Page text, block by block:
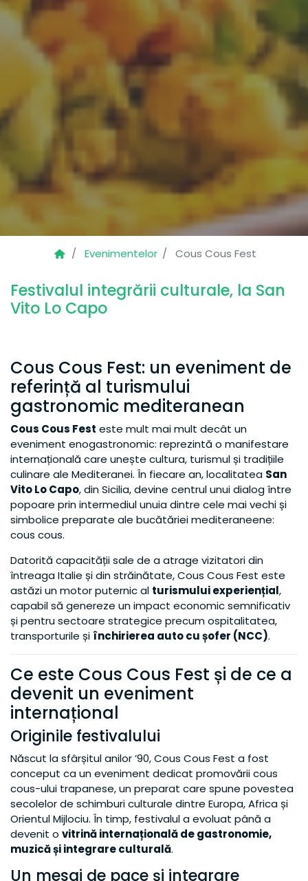
Evenimentelor Cous Cous Fest
Festivalul integrării culturale, la San
Vito Lo Capo
Cous Cous Fest: un eveniment de
referință al turismului
gastronomic mediteranean
Cous Cous Fest este mult mai mult decât un
eveniment enogastronomic: reprezintă o manifestare
internațională care unește cultura, turismul și tradițiile
culinare ale Mediteranei. În fiecare an, localitatea San
Vito Lo Capo, din Sicilia, devine centrul unui dialog între
popoare prin intermediul unuia dintre cele mai vechi și
simbolice preparate ale bucătăriei mediteraneene:
cous cous.
Datorită capacității sale de a atrage vizitatori din
întreaga Italie și din străinătate, Cous Cous Fest este
astăzi un motor puternic al turismului experiențial,
capabil să genereze un impact economic semnificativ
și pentru sectoare strategice precum ospitalitatea,
transporturile și închirierea auto cu șofer (NCC).
Ce este Cous Cous Fest și de ce a
devenit un eveniment
internațional
Originile festivalului
Născut la sfârșitul anilor ’90, Cous Cous Fest a fost
conceput ca un eveniment dedicat promovării cous
cous-ului trapanese, un preparat care spune povestea
secolelor de schimburi culturale dintre Europa, Africa și
Orientul Mijlociu. În timp, festivalul a evoluat până a
devenit o vitrină internațională de gastronomie,
muzică și integrare culturală.
Un mesaj de pace și integrare